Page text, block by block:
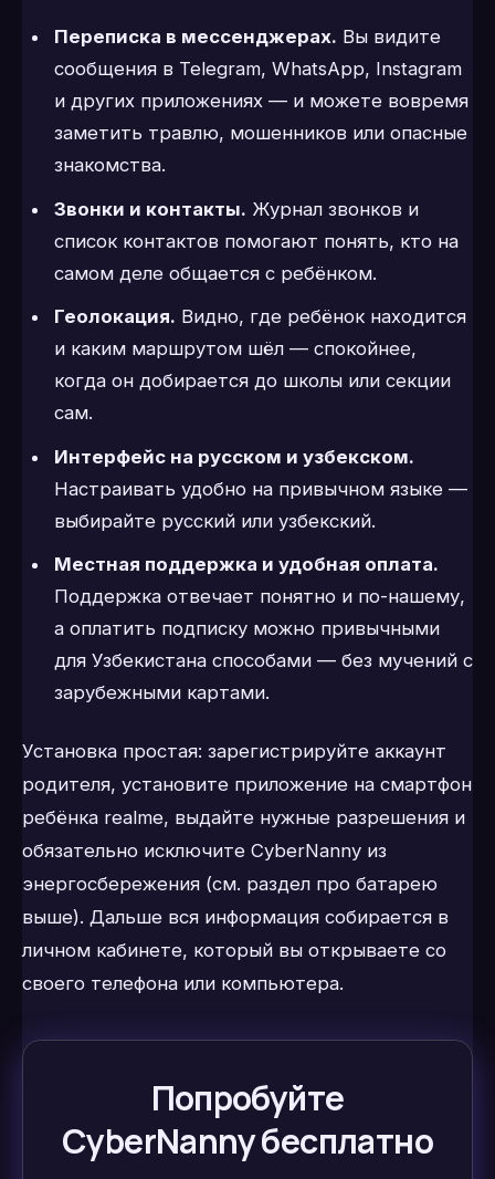
Переписка в мессенджерах. Вы видите
сообщения в Telegram, WhatsApp, Instagram
и других приложениях — и можете вовремя
заметить травлю, мошенников или опасные
знакомства.
Звонки и контакты. Журнал звонков и
список контактов помогают понять, кто на
самом деле общается с ребёнком.
Геолокация. Видно, где ребёнок находится
и каким маршрутом шёл — спокойнее,
когда он добирается до школы или секции
сам.
Интерфейс на русском и узбекском.
Настраивать удобно на привычном языке —
выбирайте русский или узбекский.
Местная поддержка и удобная оплата.
Поддержка отвечает понятно и по-нашему,
а оплатить подписку можно привычными
для Узбекистана способами — без мучений с
зарубежными картами.
Установка простая: зарегистрируйте аккаунт
родителя, установите приложение на смартфон
ребёнка realme, выдайте нужные разрешения и
обязательно исключите CyberNanny из
энергосбережения (см. раздел про батарею
выше). Дальше вся информация собирается в
личном кабинете, который вы открываете со
своего телефона или компьютера.
Попробуйте
CyberNanny бесплатно